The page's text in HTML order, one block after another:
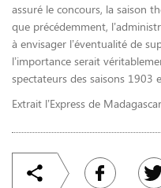
assuré le concours, la saison
que précédemment,
à envisager l’éventualité de
l’importance serait
spectateurs des saisons 1903
Extrait l’Express de